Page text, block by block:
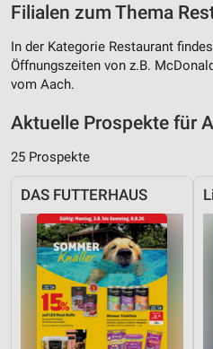
Filialen zum Thema
In der Kategorie Restaurant
Öffnungszeiten von z.B.
vom Aach.
Aktuelle Prospekte für
25 Prospekte
DAS FUTTERHAUS